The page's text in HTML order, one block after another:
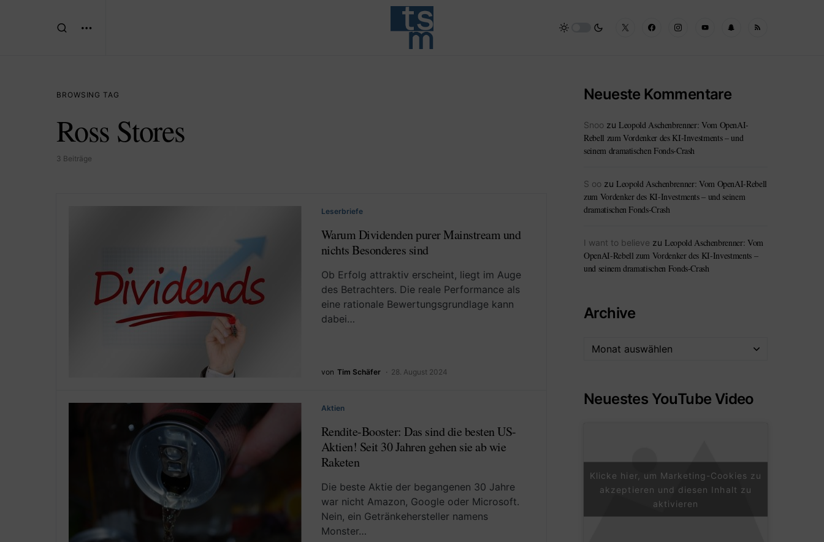
BROWSING TAG
Ross Stores
3 Beiträge
Leserbriefe
Warum Dividenden purer Mainstream und
nichts Besonderes sind
Ob Erfolg attraktiv erscheint, liegt im Auge
des Betrachters. Die reale Performance als
eine rationale Bewertungsgrundlage kann
dabei…
von Tim Schäfer 28. August 2024
Aktien
Rendite-Booster: Das sind die besten US-
Aktien! Seit 30 Jahren gehen sie ab wie
Raketen
Die beste Aktie der begangenen 30 Jahre
war nicht Amazon, Google oder Microsoft.
Nein, ein Getränkehersteller namens
Monster…
Neueste Kommentare
Snoo zu Leopold Aschenbrenner: Vom OpenAI-
Rebell zum Vordenker des KI-Investments – und
seinem dramatischen Fonds-Crash
S oo zu Leopold Aschenbrenner: Vom OpenAI-Rebell
zum Vordenker des KI-Investments – und seinem
dramatischen Fonds-Crash
I want to believe zu Leopold Aschenbrenner: Vom
OpenAI-Rebell zum Vordenker des KI-Investments –
und seinem dramatischen Fonds-Crash
Archive
Neuestes YouTube Video
Klicke hier, um Marketing-Cookies zu
akzeptieren und diesen Inhalt zu
aktivieren